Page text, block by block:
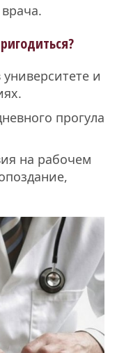
и
прогула
на рабочем